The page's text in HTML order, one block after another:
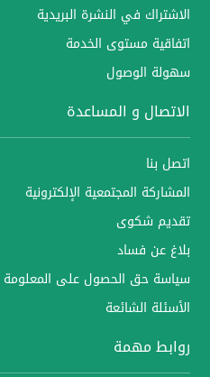
الاشتراك في النشرة البريدية
اتفاقية مستوى الخدمة
سهولة الوصول
الاتصال و المساعدة
اتصل بنا
المشاركة المجتمعية الإلكترونية
تقديم شكوى
بلاغ عن فساد
سياسة حق الحصول على المعلومة
الأسئلة الشائعة
روابط مهمة